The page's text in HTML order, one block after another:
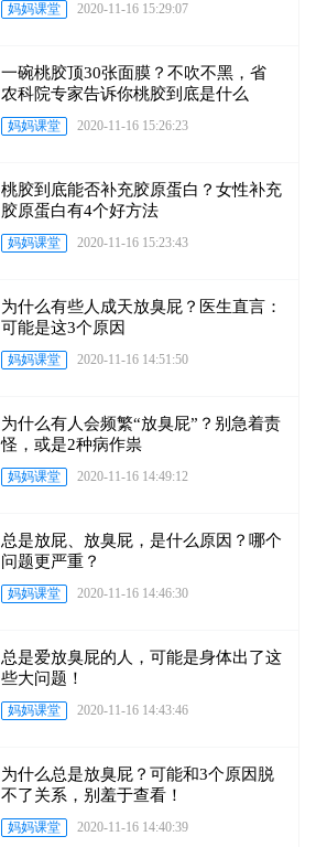
妈妈课堂 2020-11-16 15:29:07
一碗桃胶顶30张面膜？不吹不黑，省
农科院专家告诉你桃胶到底是什么
妈妈课堂 2020-11-16 15:26:23
桃胶到底能否补充胶原蛋白？女性补充
胶原蛋白有4个好方法
妈妈课堂 2020-11-16 15:23:43
为什么有些人成天放臭屁？医生直言：
可能是这3个原因
妈妈课堂 2020-11-16 14:51:50
为什么有人会频繁“放臭屁”？别急着责
怪，或是2种病作祟
妈妈课堂 2020-11-16 14:49:12
总是放屁、放臭屁，是什么原因？哪个
问题更严重？
妈妈课堂 2020-11-16 14:46:30
总是爱放臭屁的人，可能是身体出了这
些大问题！
妈妈课堂 2020-11-16 14:43:46
为什么总是放臭屁？可能和3个原因脱
不了关系，别羞于查看！
妈妈课堂 2020-11-16 14:40:39